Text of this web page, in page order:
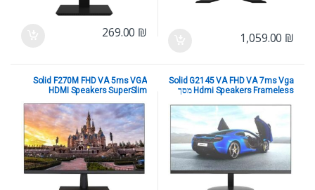
1,059.00 ₪
269.00 ₪
מסכי מחשב מסכי
מחשב/טלוויזיות/מתקני תלייה
Solid G2145 VA FHD VA 7ms Vga
Hdmi Speakers Frameless מסך
Solid
, מסכי מחשב מסכי
מחשב/טלוויזיות/מתקני תלייה
Solid F270M FHD VA 5ms VGA
HDMI Speakers SuperSlim